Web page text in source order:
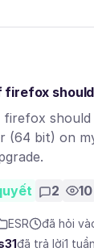
should
(64 bit) on
2 10
ESR
đã hỏi
đã trả lời1